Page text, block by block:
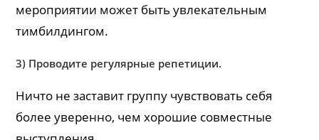
мероприятии может быть увлекательным
тимбилдингом.
3) Проводите регулярные репетиции.
Ничто не заставит группу чувствовать себя
более уверенно, чем хорошие совместные